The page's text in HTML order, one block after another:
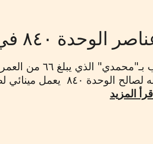
٨٤٠ في العراق
المزيد